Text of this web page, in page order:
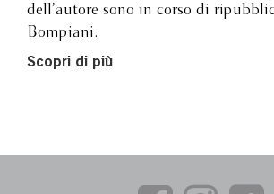
dell’autore sono in corso di
Bompiani.
Scopri di più